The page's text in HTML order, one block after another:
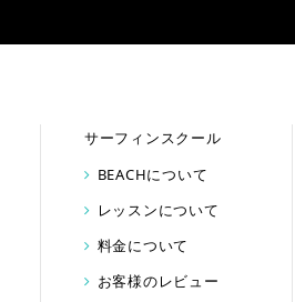
サーフィンスクール
BEACHについて
レッスンについて
料金について
お客様のレビュー